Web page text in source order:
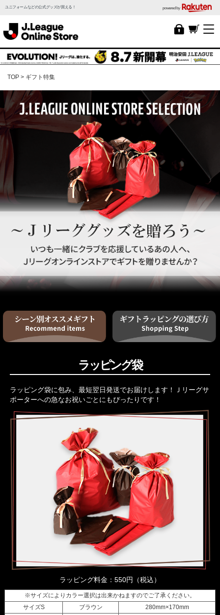
ユニフォームなどの公式グッズが買える！ powered by
TOP ギフト特集
ラッピング袋
ラッピング袋に包み、最短翌日発送でお届けします！Ｊリーグサ
ポーターへの急なお祝いごとにもぴったりです！
ラッピング料金：550円（税込）
※サイズによりカラー選択は出来かねますのでご了承ください。
サイズS
ブラウン
280mm×170mm